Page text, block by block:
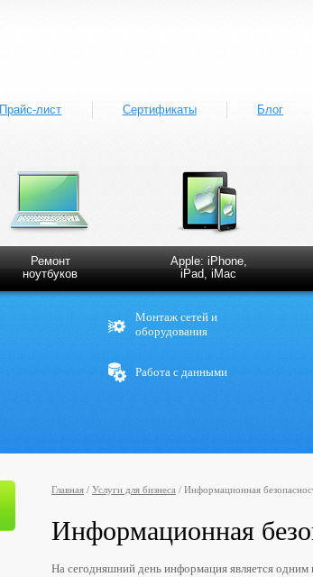
Прайс-лист Сертификаты Блог
Ремонт
ноутбуков
Apple: iPhone,
iPad, iMac
Монтаж сетей и
оборудования
Работа с данными
Главная / Услуги для бизнеса / Информационная
Информационная
На сегодняшний день информация является одним